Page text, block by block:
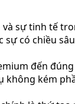
sự tinh tế
có chiều
đến
không kém